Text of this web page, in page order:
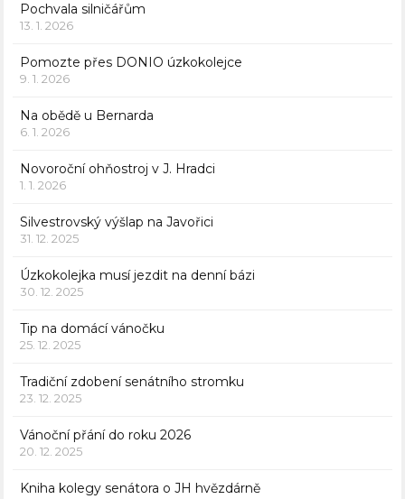
Pochvala silničářům
13. 1. 2026
Pomozte přes DONIO úzkokolejce
9. 1. 2026
Na obědě u Bernarda
6. 1. 2026
Novoroční ohňostroj v J. Hradci
1. 1. 2026
Silvestrovský výšlap na Javořici
31. 12. 2025
Úzkokolejka musí jezdit na denní bázi
30. 12. 2025
Tip na domácí vánočku
25. 12. 2025
Tradiční zdobení senátního stromku
23. 12. 2025
Vánoční přání do roku 2026
20. 12. 2025
Kniha kolegy senátora o JH hvězdárně